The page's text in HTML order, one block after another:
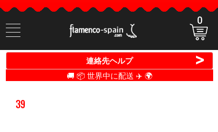
商
品
検
0
連絡先ヘルプ >
🚚 📦 世界中に配送 ✈️ 🌍
39